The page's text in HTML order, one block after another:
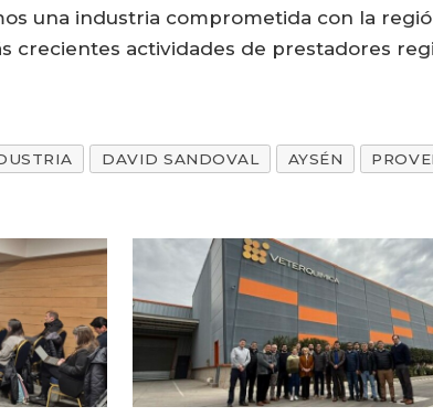
una industria comprometida con la
crecientes actividades de prestadores
DAVID SANDOVAL AYSÉN